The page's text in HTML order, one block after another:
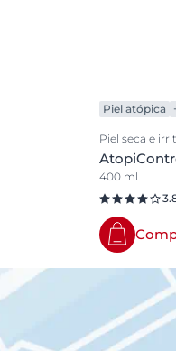
Piel atópica
Piel seca e
400 ml